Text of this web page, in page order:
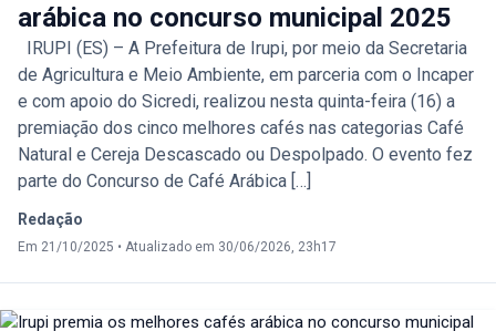
arábica no concurso municipal 2025
IRUPI (ES) – A Prefeitura de Irupi, por meio da Secretaria
de Agricultura e Meio Ambiente, em parceria com o Incaper
e com apoio do Sicredi, realizou nesta quinta-feira (16) a
premiação dos cinco melhores cafés nas categorias Café
Natural e Cereja Descascado ou Despolpado. O evento fez
parte do Concurso de Café Arábica […]
Redação
Em 21/10/2025 • Atualizado em 30/06/2026, 23h17